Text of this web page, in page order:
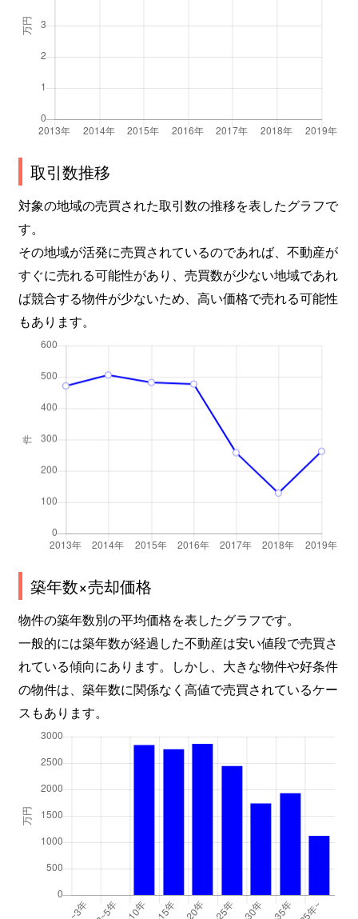
取引数推移
対象の地域の売買された取引数の推移を表したグラフで
す。
その地域が活発に売買されているのであれば、不動産が
すぐに売れる可能性があり、売買数が少ない地域であれ
ば競合する物件が少ないため、高い価格で売れる可能性
もあります。
築年数×売却価格
物件の築年数別の平均価格を表したグラフです。
一般的には築年数が経過した不動産は安い値段で売買さ
れている傾向にあります。しかし、大きな物件や好条件
の物件は、築年数に関係なく高値で売買されているケー
スもあります。